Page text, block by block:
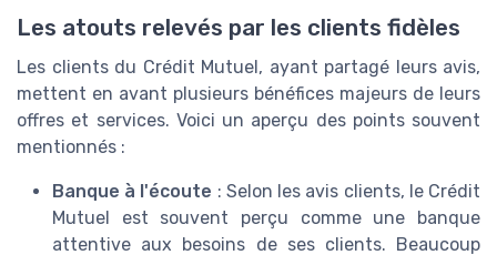
Les atouts relevés par les clients fidèles
Les clients du Crédit Mutuel, ayant partagé leurs avis,
mettent en avant plusieurs bénéfices majeurs de leurs
offres et services. Voici un aperçu des points souvent
mentionnés :
Banque à l'écoute : Selon les avis clients, le Crédit
Mutuel est souvent perçu comme une banque
attentive aux besoins de ses clients. Beaucoup